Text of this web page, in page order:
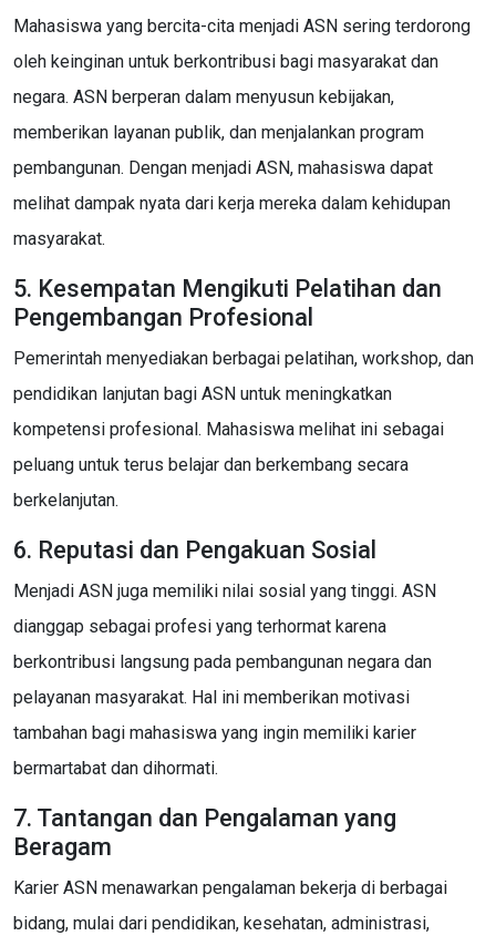
Mahasiswa yang bercita-cita menjadi ASN sering terdorong
oleh keinginan untuk berkontribusi bagi masyarakat dan
negara. ASN berperan dalam menyusun kebijakan,
memberikan layanan publik, dan menjalankan program
pembangunan. Dengan menjadi ASN, mahasiswa dapat
melihat dampak nyata dari kerja mereka dalam kehidupan
masyarakat.
5. Kesempatan Mengikuti Pelatihan dan
Pengembangan Profesional
Pemerintah menyediakan berbagai pelatihan, workshop, dan
pendidikan lanjutan bagi ASN untuk meningkatkan
kompetensi profesional. Mahasiswa melihat ini sebagai
peluang untuk terus belajar dan berkembang secara
berkelanjutan.
6. Reputasi dan Pengakuan Sosial
Menjadi ASN juga memiliki nilai sosial yang tinggi. ASN
dianggap sebagai profesi yang terhormat karena
berkontribusi langsung pada pembangunan negara dan
pelayanan masyarakat. Hal ini memberikan motivasi
tambahan bagi mahasiswa yang ingin memiliki karier
bermartabat dan dihormati.
7. Tantangan dan Pengalaman yang
Beragam
Karier ASN menawarkan pengalaman bekerja di berbagai
bidang, mulai dari pendidikan, kesehatan, administrasi,